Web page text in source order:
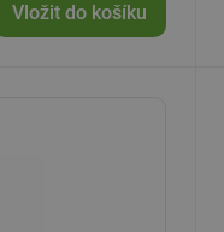
Vložit do košíku